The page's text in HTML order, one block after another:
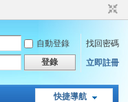
自動登錄
找回密碼
登錄 立即註冊
快捷導航